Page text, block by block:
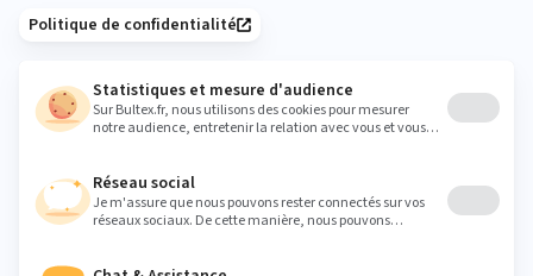
Vous aimerez
Préservez vos couettes et oreillers